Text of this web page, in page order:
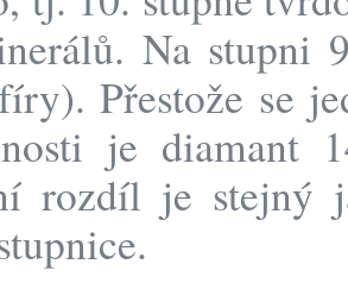
Na stupni
Přestože se
je diamant
rozdíl je stejný